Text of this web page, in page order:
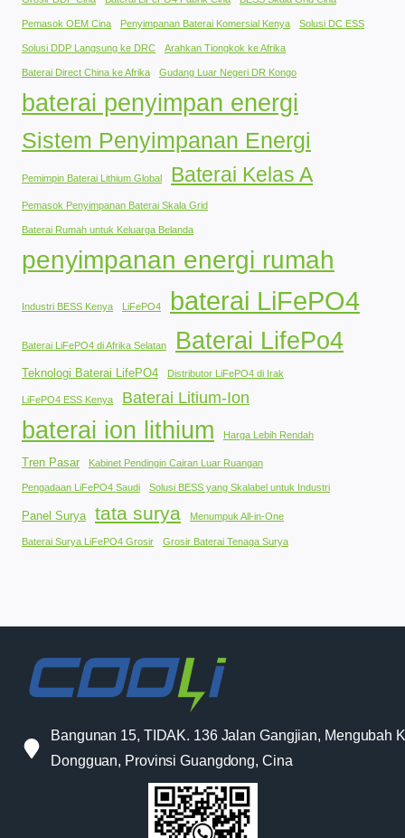
Pemasok OEM Cina Penyimpanan Baterai Komersial Kenya Solusi DC ESS
Solusi DDP Langsung ke DRC Arahkan Tiongkok ke Afrika
Baterai Direct China ke Afrika Gudang Luar Negeri DR Kongo
baterai penyimpan energi
Sistem Penyimpanan Energi
Pemimpin Baterai Lithium Global Baterai Kelas A
Pemasok Penyimpanan Baterai Skala Grid
Baterai Rumah untuk Keluarga Belanda
penyimpanan energi rumah
Industri BESS Kenya LiFePO4 baterai LiFePO4
Baterai LiFePO4 di Afrika Selatan Baterai LifePo4
Teknologi Baterai LifePO4 Distributor LiFePO4 di Irak
LiFePO4 ESS Kenya Baterai Litium-Ion
baterai ion lithium Harga Lebih Rendah
Tren Pasar Kabinet Pendingin Cairan Luar Ruangan
Pengadaan LiFePO4 Saudi Solusi BESS yang Skalabel untuk Industri
Panel Surya tata surya Menumpuk All-in-One
Baterai Surya LiFePO4 Grosir Grosir Baterai Tenaga Surya
Bangunan 15, TIDAK. 136 Jalan Gangjian, Mengubah
Dongguan, Provinsi Guangdong, Cina